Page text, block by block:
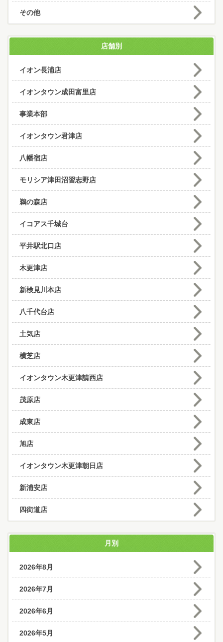
その他
店舗別
イオン長浦店
イオンタウン成田富里店
事業本部
イオンタウン君津店
八幡宿店
モリシア津田沼習志野店
鵜の森店
イコアス千城台
平井駅北口店
木更津店
新検見川本店
八千代台店
土気店
横芝店
イオンタウン木更津請西店
茂原店
成東店
旭店
イオンタウン木更津朝日店
新浦安店
四街道店
月別
2026年8月
2026年7月
2026年6月
2026年5月